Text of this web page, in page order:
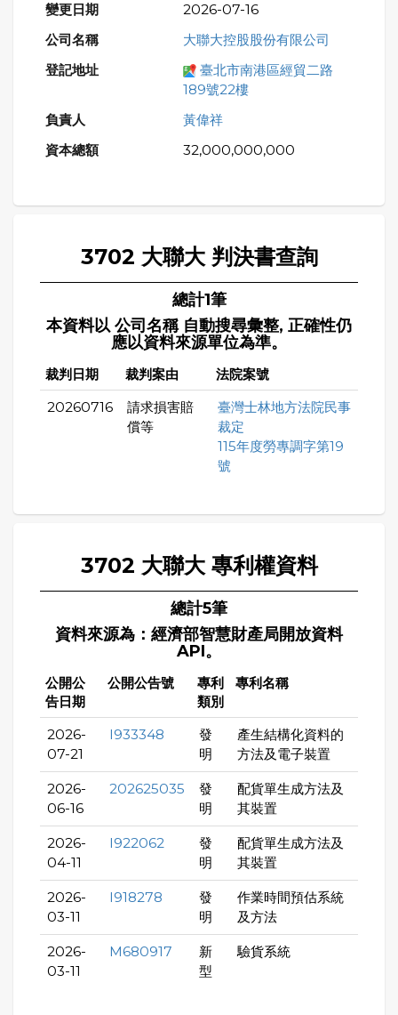
2026-07-16
大聯大控股股份有限公司
臺北市南港區經貿二路
189號22樓
黃偉祥
32,000,000,000
3702 大聯大 判決書查詢
總計1筆
本資料以 公司名稱 自動搜尋彙整, 正確性仍
應以資料來源單位為準。
裁判日期 裁判案由 法院案號
20260716
請求損害賠
償等
臺灣士林地方法院民事
裁定
115年度勞專調字第19
號
3702 大聯大 專利權資料
總計5筆
資料來源為：經濟部智慧財產局開放資料
API。
公開公
告日期
公開公告號
專利
類別
專利名稱
2026-
07-21
I933348
發
明
產生結構化資料的
方法及電子裝置
2026-
06-16
202625035
發
明
配貨單生成方法及
其裝置
2026-
04-11
I922062
發
明
配貨單生成方法及
其裝置
2026-
03-11
I918278
發
明
作業時間預估系統
及方法
2026-
03-11
M680917
新
型
驗貨系統